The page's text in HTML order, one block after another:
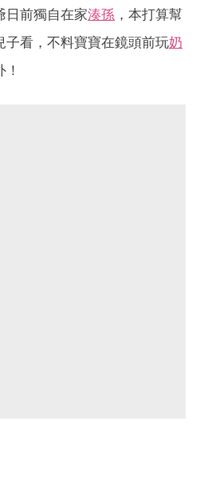
日前獨自在家湊孫 ，本打算幫
子看，不料寶寶在鏡頭前玩奶